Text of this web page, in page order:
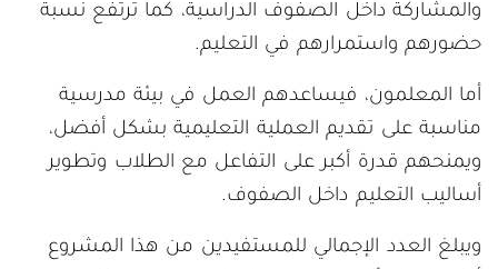
والمشاركة داخل الصفوف الدراسية، كما ترتفع نسبة
حضورهم واستمرارهم في التعليم.
أما المعلمون، فيساعدهم العمل في بيئة مدرسية
مناسبة على تقديم العملية التعليمية بشكل أفضل،
ويمنحهم قدرة أكبر على التفاعل مع الطلاب وتطوير
أساليب التعليم داخل الصفوف.
ويبلغ العدد الإجمالي للمستفيدين من هذا المشروع